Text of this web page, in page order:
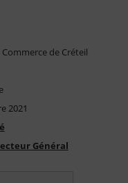
de Créteil
2021
Général